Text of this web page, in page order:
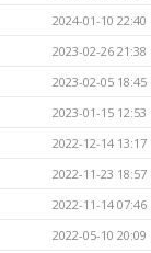
2024-01-10 22:40
2023-02-26 21:38
2023-02-05 18:45
2023-01-15 12:53
2022-12-14 13:17
2022-11-23 18:57
2022-11-14 07:46
2022-05-10 20:09